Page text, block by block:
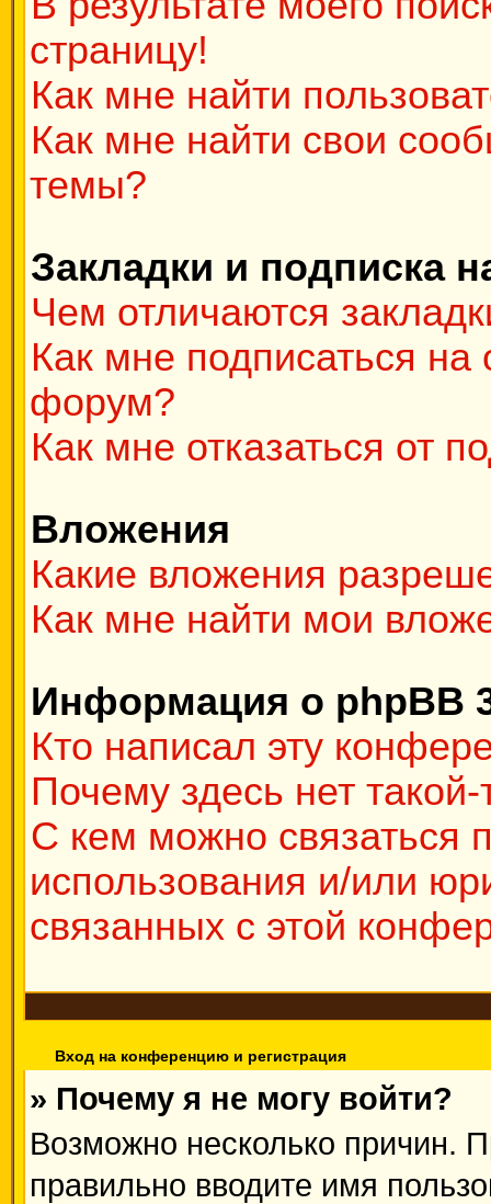
страницу!
Как мне найти
Как мне найти свои
темы?
Закладки и подписка
Чем отличаются
Как мне подписаться
форум?
Как мне отказаться от
Вложения
Какие вложения
Как мне найти мои
Информация о phpBB
Кто написал эту
Почему здесь нет
С кем можно связаться
использования и/или
связанных с этой
Вход на конференцию и регистрация
» Почему я не могу войти?
Возможно несколько причин.
правильно вводите имя